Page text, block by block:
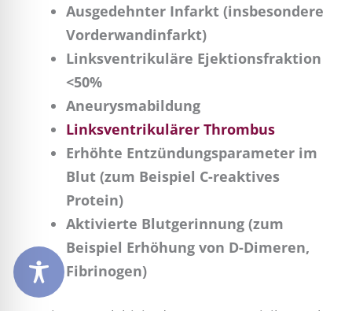
Ausgedehnter Infarkt (insbesondere
Vorderwandinfarkt)
Linksventrikuläre Ejektionsfraktion
<50%
Aneurysmabildung
Linksventrikulärer Thrombus
Erhöhte Entzündungsparameter im
Blut (zum Beispiel C-reaktives
Protein)
Aktivierte Blutgerinnung (zum
Beispiel Erhöhung von D-Dimeren,
Fibrinogen)